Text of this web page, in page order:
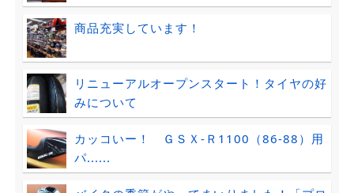
商品充実しています！
リニューアルオープンスタート！タイヤの好
みについて
カッコいー！ ＧＳＸ-Ｒ1100（86-88）用
パ......